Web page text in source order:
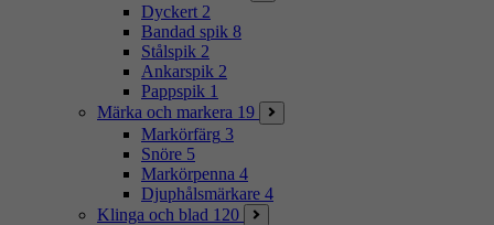
Dyckert 2
Bandad spik 8
Stålspik 2
Ankarspik 2
Pappspik 1
Märka och markera 19
Markörfärg 3
Snöre 5
Markörpenna 4
Djuphålsmärkare 4
Klinga och blad 120